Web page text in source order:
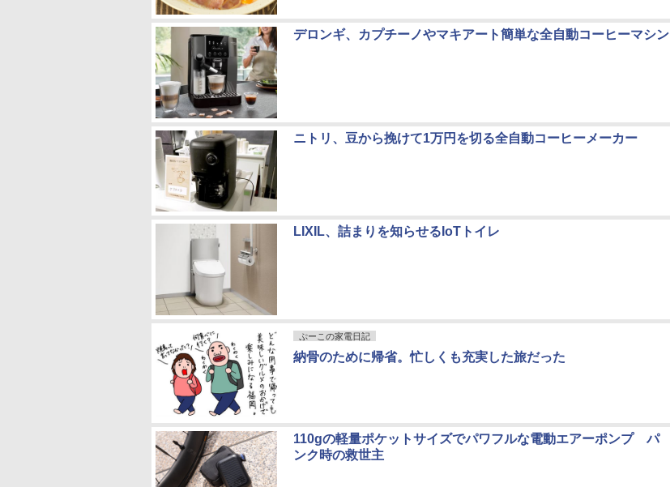
デロンギ、カプチーノやマキアート簡単な全自動コーヒーマシン
ニトリ、豆から挽けて1万円を切る全自動コーヒーメーカー
LIXIL、詰まりを知らせるIoTトイレ
ぷーこの家電日記
納骨のために帰省。忙しくも充実した旅だった
110gの軽量ポケットサイズでパワフルな電動エアーポンプ パ
ンク時の救世主